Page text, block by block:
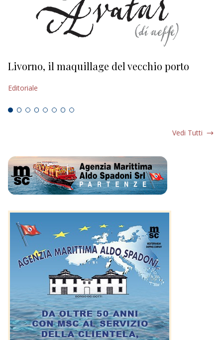
Livorno, il maquillage del vecchio porto
Editoriale
Vedi Tutti